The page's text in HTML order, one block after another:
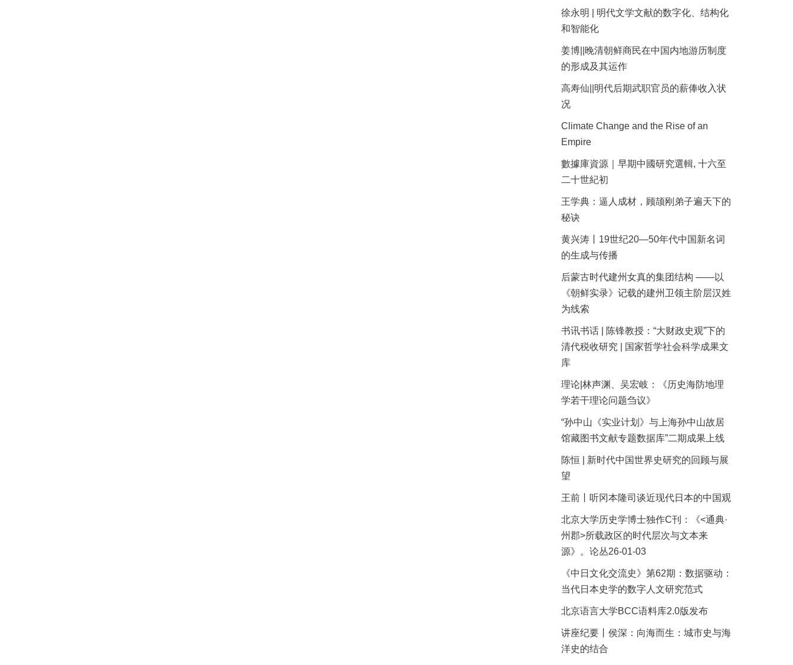
徐永明 | 明代文学文献的数字化、结构化
和智能化
姜博||晚清朝鲜商民在中国内地游历制度
的形成及其运作
高寿仙||明代后期武职官员的薪俸收入状
况
Climate Change and the Rise of an
Empire
數據庫資源｜早期中國研究選輯, 十六至
二十世紀初
王学典：逼人成材，顾颉刚弟子遍天下的
秘诀
黄兴涛丨19世纪20—50年代中国新名词
的生成与传播
后蒙古时代建州女真的集团结构 ——以
《朝鲜实录》记载的建州卫领主阶层汉姓
为线索
书讯书话 | 陈锋教授：“大财政史观”下的
清代税收研究 | 国家哲学社会科学成果文
库
理论|林声渊、吴宏岐：《历史海防地理
学若干理论问题刍议》
“孙中山《实业计划》与上海孙中山故居
馆藏图书文献专题数据库”二期成果上线
陈恒 | 新时代中国世界史研究的回顾与展
望
王前丨听冈本隆司谈近现代日本的中国观
北京大学历史学博士独作C刊：《<通典·
州郡>所载政区的时代层次与文本来
源》。论丛26-01-03
《中日文化交流史》第62期：数据驱动：
当代日本史学的数字人文研究范式
北京语言大学BCC语料库2.0版发布
讲座纪要丨侯深：向海而生：城市史与海
洋史的结合